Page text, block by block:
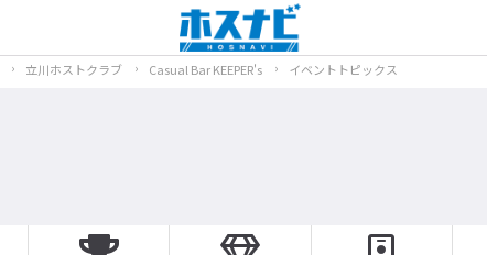
立川ホストクラブ Casual Bar KEEPER's イベントトピックス